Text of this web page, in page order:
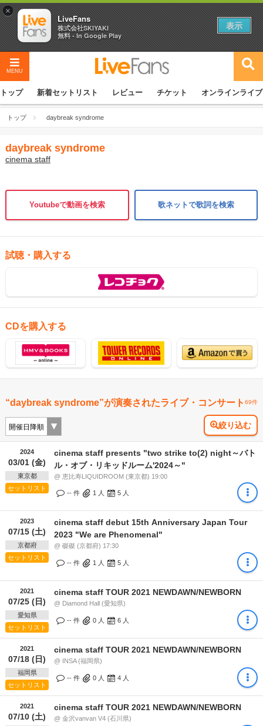
MENU
トップ 新着セットリスト レビュー チケット オンラインライブ
トップ daybreak syndrome
daybreak syndrome
cinema staff
Youtubeで動画を検索 歌ネットで歌詞を検索
試聴・購入する
CDを購入する
“daybreak syndrome”が演奏されたライブ・コンサート 69件
絞り込む
2024
03/01 (金)
東京都
セットリスト
cinema staff presents "two strike to(2) night～バト
ル・オブ・リキッドルーム'2024～"
@ 恵比寿LIQUIDROOM (東京都) 19:00
-- 件 1 人 5 人
2023
07/15 (土)
京都府
セットリスト
cinema staff debut 15th Anniversary Japan Tour
2023 "We are Phenomenal"
@ 磔磔 (京都府) 17:30
-- 件 1 人 5 人
2021
07/25 (日)
愛知県
セットリスト
cinema staff TOUR 2021 NEWDAWN/NEWBORN
@ Diamond Hall (愛知県)
-- 件 0 人 6 人
2021
07/18 (日)
福岡県
セットリスト
cinema staff TOUR 2021 NEWDAWN/NEWBORN
@ INSA (福岡県)
-- 件 0 人 4 人
2021
07/10 (土)
cinema staff TOUR 2021 NEWDAWN/NEWBORN
@ 金沢vanvan V4 (石川県)
×
LiveFans
株式会社SKIYAKI
無料 - In Google Play
表示